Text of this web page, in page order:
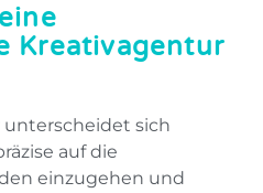
Kreativagentur
sich
auf die
einzugehen und